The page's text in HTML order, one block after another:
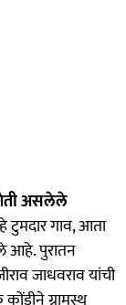
असलेले
हे टुमदार गाव, आता
आहे. पुरातन
जाधवराव यांची